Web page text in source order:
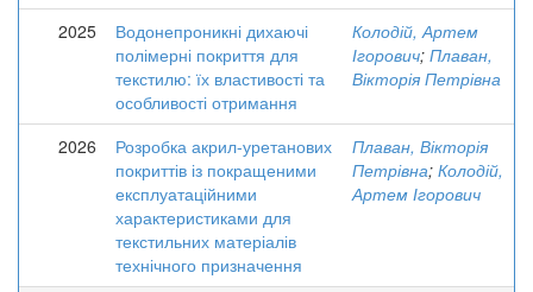
2025
Водонепроникні дихаючі
полімерні покриття для
текстилю: їх властивості та
особливості отримання
Колодій, Артем
Ігорович; Плаван,
Вікторія Петрівна
2026
Розробка акрил-уретанових
покриттів із покращеними
експлуатаційними
характеристиками для
текстильних матеріалів
технічного призначення
Плаван, Вікторія
Петрівна; Колодій,
Артем Ігорович